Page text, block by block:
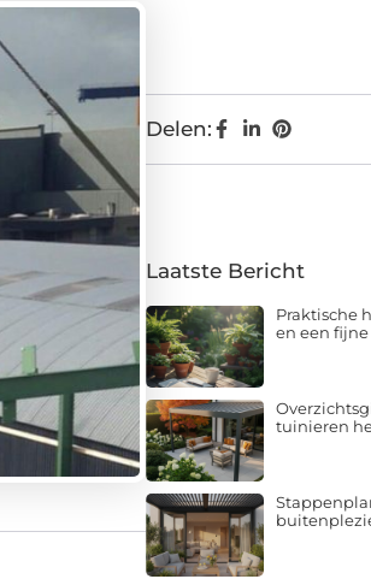
Delen:
Laatste Bericht
Praktische
en een
tuinieren